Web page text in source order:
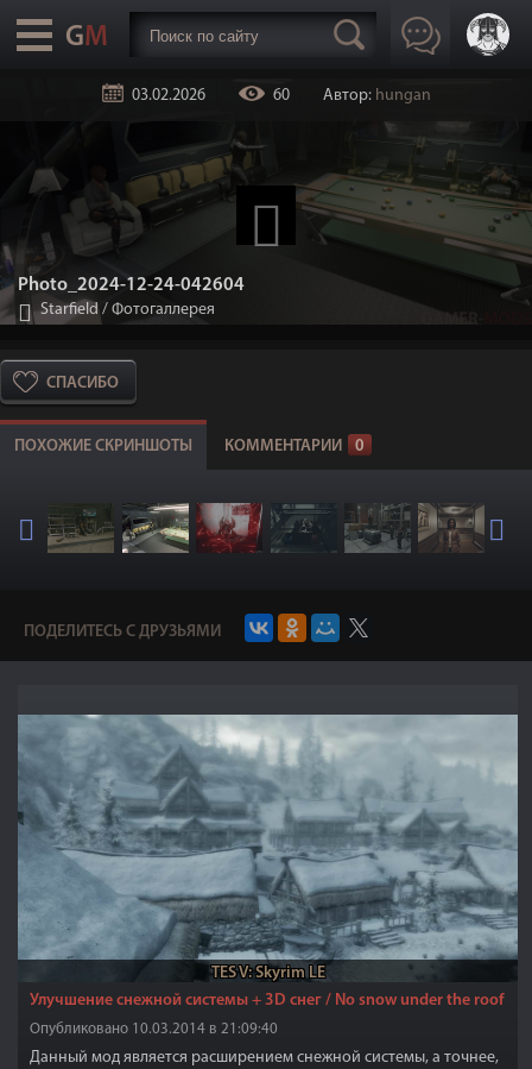
03.02.2026 60 Автор: hungan
Photo_2024-12-24-042604
Starfield / Фотогаллерея
СПАСИБО
ПОХОЖИЕ СКРИНШОТЫ КОММЕНТАРИИ 0
ПОДЕЛИТЕСЬ С ДРУЗЬЯМИ
TES V: Skyrim LE
Улучшение снежной системы + 3D снег / No snow under the roof
Опубликовано 10.03.2014 в 21:09:40
Данный мод является расширением снежной системы, а точнее,